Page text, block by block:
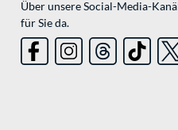
Über unsere Social-Media-
für Sie da.